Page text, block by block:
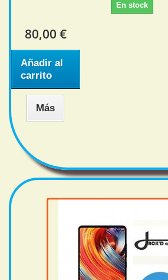
En stock
80,00 €
Añadir al
carrito
Más